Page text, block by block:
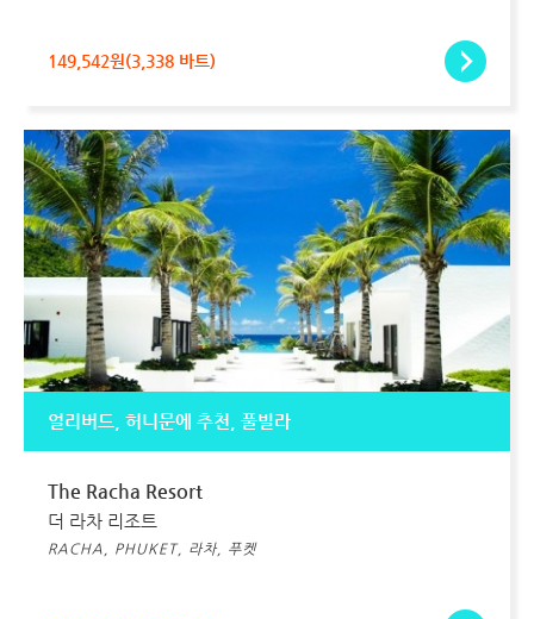
149,542원(3,338 바트)
얼리버드, 허니문에 추천, 풀빌라
The Racha Resort
더 라차 리조트
RACHA, PHUKET, 라차, 푸켓